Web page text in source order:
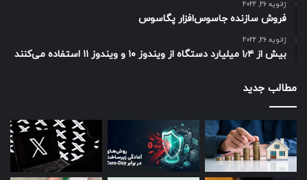
ژانویه 26, 2022
فروش سازنده جاسوس‌افزار پگاسوس
ژانویه 26, 2022
بیش از ۱٫۴ میلیارد دستگاه از ویندوز ۱۰ و ویندوز ۱۱ استفاده می‌کنند
مطالب جدید